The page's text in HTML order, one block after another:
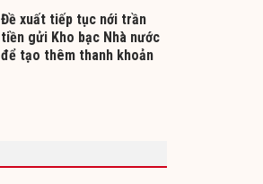
Đề xuất tiếp tục nới trần
tiền gửi Kho bạc Nhà nước
để tạo thêm thanh khoản